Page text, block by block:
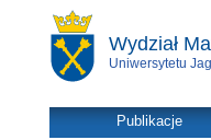
Wydział
Uniwersytetu
Publikacje